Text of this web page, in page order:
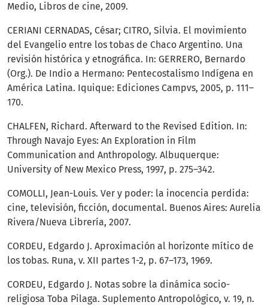
Medio, Libros de cine, 2009.
CERIANI CERNADAS, César; CITRO, Silvia. El movimiento
del Evangelio entre los tobas de Chaco Argentino. Una
revisión histórica y etnográfica. In: GERRERO, Bernardo
(Org.). De Indio a Hermano: Pentecostalismo Indígena en
América Latina. Iquique: Ediciones Campvs, 2005, p. 111–
170.
CHALFEN, Richard. Afterward to the Revised Edition. In:
Through Navajo Eyes: An Exploration in Film
Communication and Anthropology. Albuquerque:
University of New Mexico Press, 1997, p. 275–342.
COMOLLI, Jean-Louis. Ver y poder: la inocencia perdida:
cine, televisión, ficción, documental. Buenos Aires: Aurelia
Rivera/Nueva Librería, 2007.
CORDEU, Edgardo J. Aproximación al horizonte mítico de
los tobas. Runa, v. XII partes 1-2, p. 67–173, 1969.
CORDEU, Edgardo J. Notas sobre la dinámica socio-
religiosa Toba Pilaga. Suplemento Antropológico, v. 19, n.